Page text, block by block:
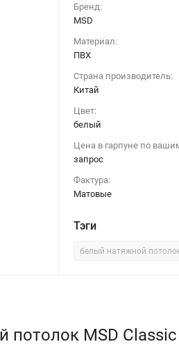
Бренд:
MSD
Материал:
ПВХ
Страна производитель:
Китай
Цвет:
белый
Цена в гарпуне по
запрос
Фактура:
Матовые
Тэги
белый натяжной
MSD